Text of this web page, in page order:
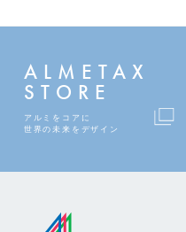
ALMETAX
STORE
アルミをコアに
世界の未来をデザイン